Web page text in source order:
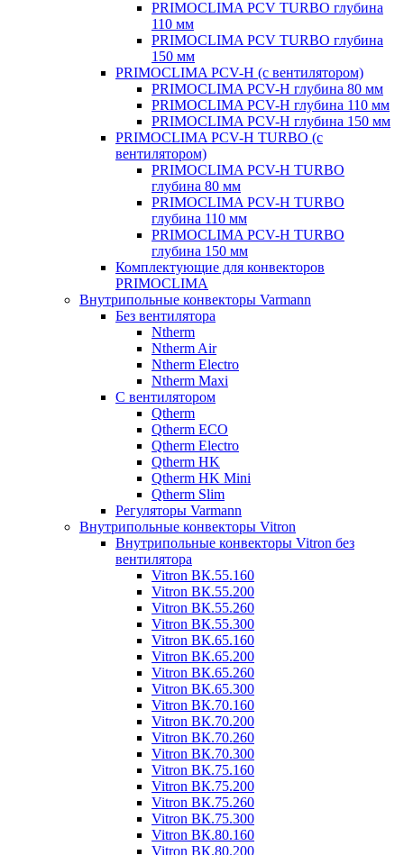
PRIMOCLIMA PCV TURBO глубина
110 мм
PRIMOCLIMA PCV TURBO глубина
150 мм
PRIMOCLIMA PCV-H (c вентилятором)
PRIMOCLIMA PCV-H глубина 80 мм
PRIMOCLIMA PCV-H глубина 110 мм
PRIMOCLIMA PCV-H глубина 150 мм
PRIMOCLIMA PCV-H TURBO (c
вентилятором)
PRIMOCLIMA PCV-H TURBO
глубина 80 мм
PRIMOCLIMA PCV-H TURBO
глубина 110 мм
PRIMOCLIMA PCV-H TURBO
глубина 150 мм
Комплектующие для конвекторов
PRIMOCLIMA
Внутрипольные конвекторы Varmann
Без вентилятора
Ntherm
Ntherm Air
Ntherm Electro
Ntherm Maxi
С вентилятором
Qtherm
Qtherm ECO
Qtherm Electro
Qtherm HK
Qtherm HK Mini
Qtherm Slim
Регуляторы Varmann
Внутрипольные конвекторы Vitron
Внутрипольные конвекторы Vitron без
вентилятора
Vitron ВК.55.160
Vitron ВК.55.200
Vitron ВК.55.260
Vitron ВК.55.300
Vitron ВК.65.160
Vitron ВК.65.200
Vitron ВК.65.260
Vitron ВК.65.300
Vitron ВК.70.160
Vitron ВК.70.200
Vitron ВК.70.260
Vitron ВК.70.300
Vitron ВК.75.160
Vitron ВК.75.200
Vitron ВК.75.260
Vitron ВК.75.300
Vitron ВК.80.160
Vitron ВК.80.200